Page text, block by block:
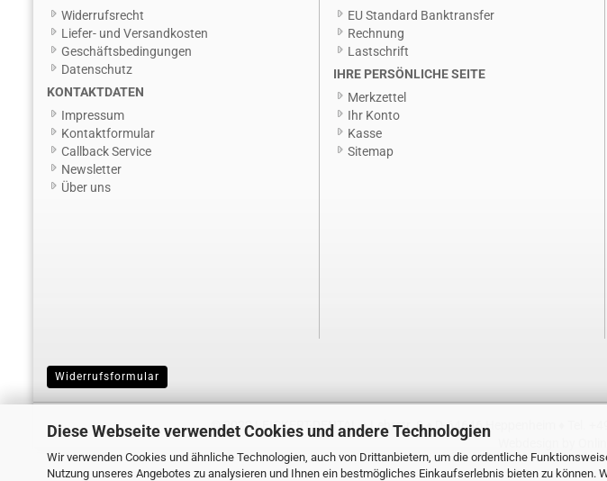
Diese Webseite verwendet Cookies und andere Technologien
Wir verwenden Cookies und ähnliche Technologien, auch von Drittanbietern, um die ordentliche
Nutzung unseres Angebotes zu analysieren und Ihnen ein bestmögliches Einkaufserlebnis bieten zu können.
Widerrufsrecht
Liefer- und Versandkosten
Geschäftsbedingungen
Datenschutz
KONTAKTDATEN
Impressum
Kontaktformular
Callback Service
Newsletter
Über uns
EU Standard Banktransfer
Rechnung
Lastschrift
IHRE PERSÖNLICHE SEITE
Merkzettel
Ihr Konto
Kasse
Sitemap
Widerrufsformular
© 2022 LEICKERT-DENTAL ♦ Lehrstr. 8 ♦ D-64646 Heppenheim ♦ Tel.